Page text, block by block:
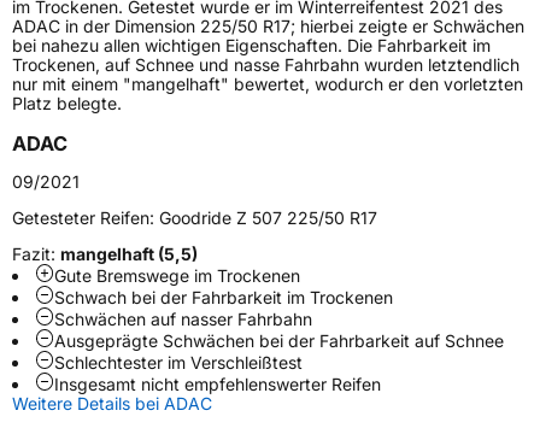
Höchstlast850 kg
Gewicht (in kg)12,57 kg
Generelle Merkmale
Fahrzeugtyp
VerwendungWinterreifen
ModellnameZ 507
FahrzeugartPKW & SUV
Weitere Eigenschaften
im Trockenen. Getestet wurde er im Winterreifentest 2021 des
ADAC in der Dimension 225/50 R17; hierbei zeigte er Schwächen
bei nahezu allen wichtigen Eigenschaften. Die Fahrbarkeit im
Trockenen, auf Schnee und nasse Fahrbahn wurden letztendlich
nur mit einem "mangelhaft" bewertet, wodurch er den vorletzten
Platz belegte.
ADAC
09/2021
Getesteter Reifen: Goodride Z 507 225/50 R17
Fazit: mangelhaft (5,5)
Gute Bremswege im Trockenen
Schwach bei der Fahrbarkeit im Trockenen
Schwächen auf nasser Fahrbahn
Ausgeprägte Schwächen bei der Fahrbarkeit auf Schnee
Schlechtester im Verschleißtest
Insgesamt nicht empfehlenswerter Reifen
Weitere Details bei ADAC